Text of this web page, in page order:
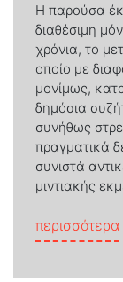
Η παρούσα
διαθέσιμη
χρόνια, το
οποίο με
μονίμως,
δημόσια
συνήθως
πραγματικά
συνιστά
μιντιακής
περισσότερα